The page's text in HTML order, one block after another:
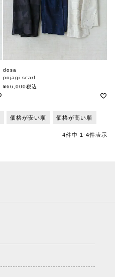
dosa
pojagi scarf
ドーサ
¥66,000税込
価格が安い順 価格が高い順
4件中 1-4件表示